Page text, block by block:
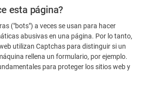
esta página?
("bots") a veces se usan para hacer
abusivas en una página. Por lo tanto,
utilizan Captchas para distinguir si un
rellena un formulario, por ejemplo.
para proteger los sitios web y